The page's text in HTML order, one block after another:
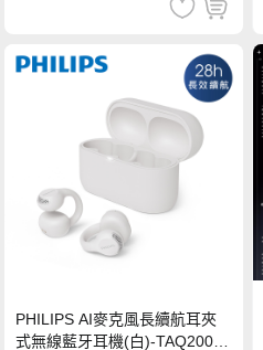
PHILIPS AI麥克風長續航耳夾
式無線藍牙耳機(白)-TAQ2000